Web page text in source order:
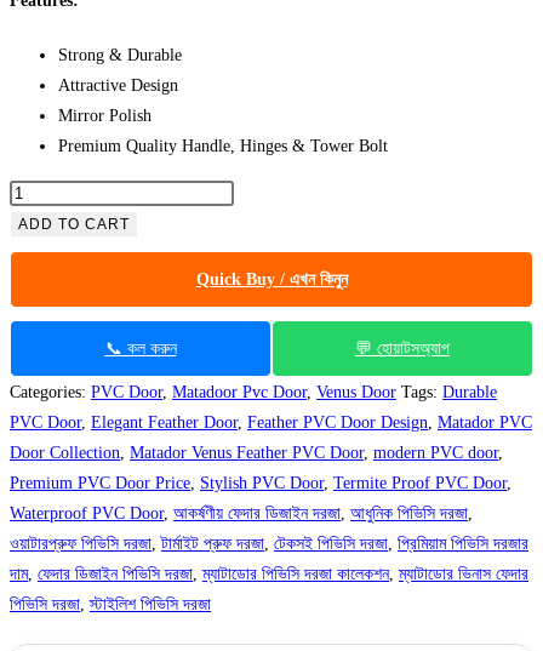
Strong & Durable
Attractive Design
Mirror Polish
Premium Quality Handle, Hinges & Tower Bolt
Matador
Venus
Feather
Door
ADD TO CART
Quick Buy / এখন কিনুন
📞 কল করুন 💬 হোয়াটসঅ্যাপ
Categories: PVC Door, Matadoor Pvc Door, Venus Door Tags: Durable
PVC Door, Elegant Feather Door, Feather PVC Door Design, Matador PVC
Door Collection, Matador Venus Feather PVC Door, modern PVC door,
Premium PVC Door Price, Stylish PVC Door, Termite Proof PVC Door,
Waterproof PVC Door, আকর্ষণীয় ফেদার ডিজাইন দরজা, আধুনিক পিভিসি দরজা,
ওয়াটারপ্রুফ পিভিসি দরজা,টার্মাইট প্রুফ দরজা, টেকসই পিভিসি দরজা, প্রিমিয়াম পিভিসি দরজার
দাম, ফেদার ডিজাইন পিভিসি দরজা,ম্যাটাডোর পিভিসি দরজা কালেকশন,ম্যাটাডোর ভিনাস ফেদার
পিভিসি দরজা,স্টাইলিশ পিভিসি দরজা